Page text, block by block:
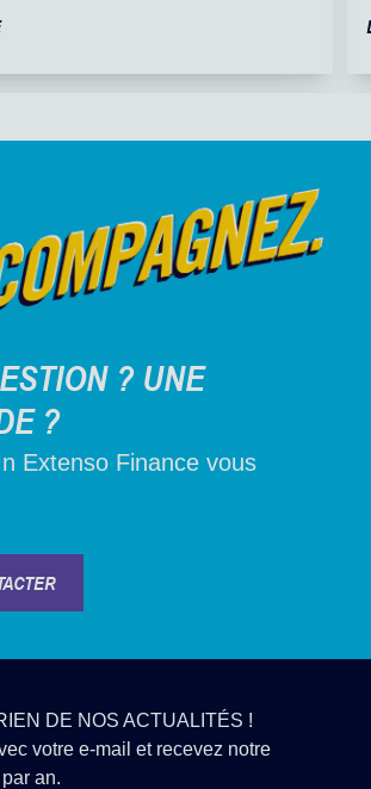
? UNE
?
Extenso Finance vous
DE NOS ACTUALITÉS !
votre e-mail et recevez notre
an.